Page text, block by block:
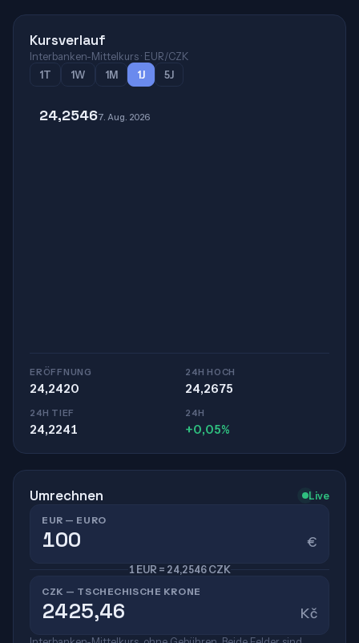
Kursverlauf
Interbanken-Mittelkurs · EUR/CZK
1T
1W 1M 1J 5J
24,25467. Aug. 2026
ERÖFFNUNG
24,2420
24H HOCH
24,2675
24H TIEF
24,2241
24H
+0,05%
Umrechnen Live
EUR — EURO
€
1 EUR = 24,2546 CZK
CZK — TSCHECHISCHE KRONE
Kč